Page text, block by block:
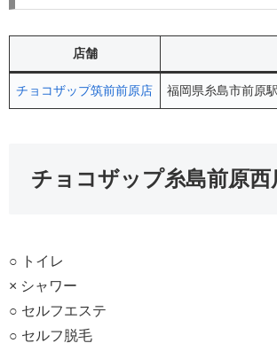
店舗
チョコザップ筑前前原店 福岡県糸島市前
チョコザップ糸島前原西
○ トイレ
× シャワー
○ セルフエステ
○ セルフ脱毛